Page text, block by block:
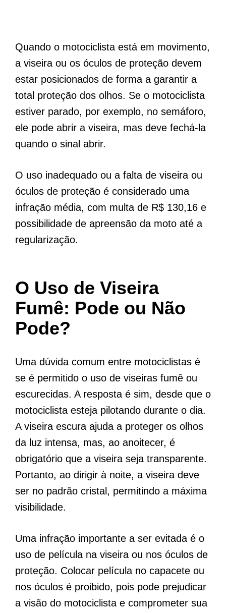
Quando o motociclista está em movimento,
a viseira ou os óculos de proteção devem
estar posicionados de forma a garantir a
total proteção dos olhos. Se o motociclista
estiver parado, por exemplo, no semáforo,
ele pode abrir a viseira, mas deve fechá-la
quando o sinal abrir.
O uso inadequado ou a falta de viseira ou
óculos de proteção é considerado uma
infração média, com multa de R$ 130,16 e
possibilidade de apreensão da moto até a
regularização.
O Uso de Viseira
Fumê: Pode ou Não
Pode?
Uma dúvida comum entre motociclistas é
se é permitido o uso de viseiras fumê ou
escurecidas. A resposta é sim, desde que o
motociclista esteja pilotando durante o dia.
A viseira escura ajuda a proteger os olhos
da luz intensa, mas, ao anoitecer, é
obrigatório que a viseira seja transparente.
Portanto, ao dirigir à noite, a viseira deve
ser no padrão cristal, permitindo a máxima
visibilidade.
Uma infração importante a ser evitada é o
uso de película na viseira ou nos óculos de
proteção. Colocar película no capacete ou
nos óculos é proibido, pois pode prejudicar
a visão do motociclista e comprometer sua